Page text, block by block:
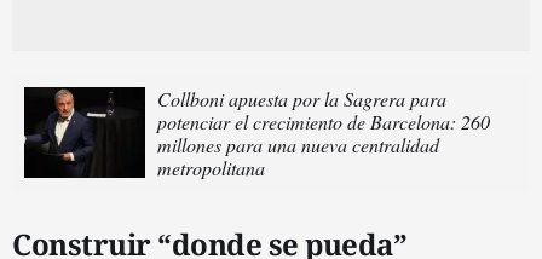
Collboni apuesta por la Sagrera para
potenciar el crecimiento de Barcelona: 260
millones para una nueva centralidad
metropolitana
Construir “donde se pueda”